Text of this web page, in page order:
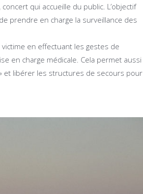
qui accueille du public. L’objectif
prendre en charge la surveillance des
en effectuant les gestes de
en charge médicale. Cela permet aussi
et libérer les structures de secours pour